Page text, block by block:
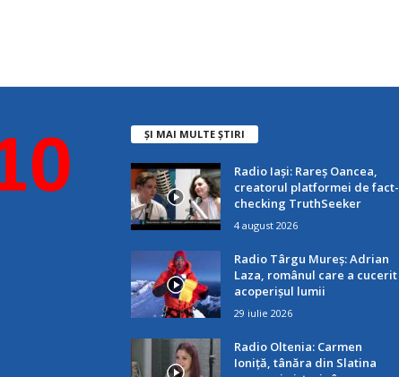
ȘI MAI MULTE ȘTIRI
Radio Iași: Rareș Oancea,
creatorul platformei de fact-
checking TruthSeeker
4 august 2026
Radio Târgu Mureș: Adrian
Laza, românul care a cucerit
acoperișul lumii
29 iulie 2026
Radio Oltenia: Carmen
Ioniță, tânăra din Slatina